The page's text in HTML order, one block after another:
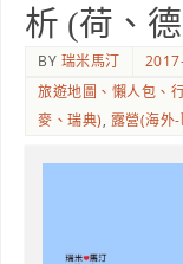
析 (荷、
BY 瑞米馬汀
旅遊地圖、懶人包、
麥、瑞典), 露營(海外